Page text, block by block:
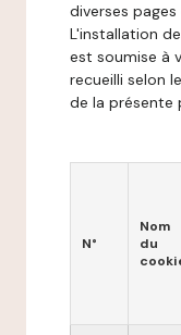
diverses
L'installation
est soumise à
recueilli selon
de la présente
N°
Nom
du